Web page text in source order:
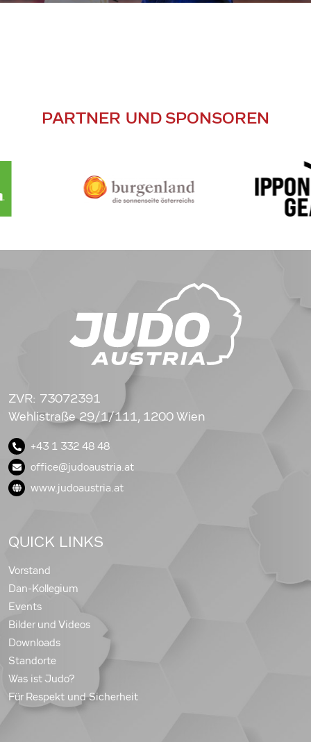
PARTNER UND SPONSOREN
ZVR: 73072391
Wehlistraße 29/1/111, 1200 Wien
+43 1 332 48 48
office@judoaustria.at
www.judoaustria.at
QUICK LINKS
Vorstand
Dan-Kollegium
Events
Bilder und Videos
Downloads
Standorte
Was ist Judo?
Für Respekt und Sicherheit